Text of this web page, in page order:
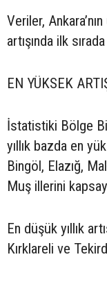
Veriler,
artışında ilk
EN YÜKSEK
İstatistiki Bölge
yıllık bazda en
Bingöl, Elazığ,
Muş illerini
En düşük yıllık
Kırklareli ve